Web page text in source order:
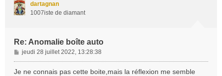
dartagnan
1007iste de diamant
Re: Anomalie boîte auto
M
e
s
jeudi 28 juillet 2022, 13:28:38
Je ne connais pas cette boite,mais la réflexion me semble